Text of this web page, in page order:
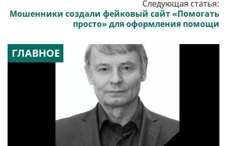
Следующая статья:
Мошенники создали фейковый сайт «Помогать
просто» для оформления помощи
ГЛАВНОЕ